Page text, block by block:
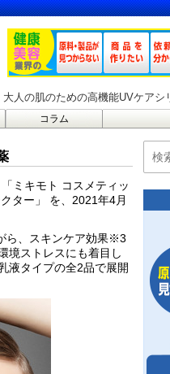
大人の肌のための高機能UVケア
コラム
ミキモト コスメティッ
ター」 を、2021年4月
ら、スキンケア効果※3
境ストレスにも着目し
液タイプの全2品で展開